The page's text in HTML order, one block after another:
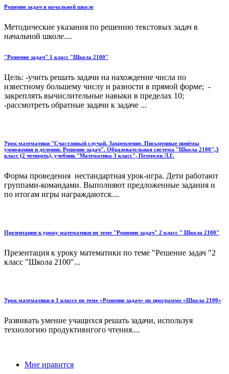
Решение задач в начальной школе
Методические указания по решению текстовых задач в
начальной школе....
"Решение задач" 1 класс "Школа 2100"
Цель: -учить решать задачи на нахождение числа по
известному большему числу и разности в прямой форме; -
закреплять вычислительные навыки в пределах 10;
-рассмотреть обратные задачи к задаче ...
Урок математики "Счастливый случай. Закрепление. Письменные приёмы
умножения и деления. Решение задач". Образовательная система "Школа 2100",3
класс (2 четверть), учебник "Математика 3 класс", Петерсон Л.Г.
Форма проведения нестандартная урок-игра. Дети работают
группами-командами. Выполняют предложенные задания и
по итогам игры награждаются....
Презентация к уроку математики по теме "Решение задач" 2 класс " Школа 2100"
Презентация к уроку математики по теме "Решение задач "2
класс "Школа 2100"...
Урок математики в 1 классе по теме «Решение задач» по программе «Школа 2100»
Развивать умение учащихся решать задачи, используя
технологию продуктивнгого чтения....
Мне нравится